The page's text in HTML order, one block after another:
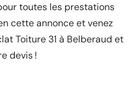
toutes les prestations
cette annonce et venez
Toiture 31 à Belberaud et
devis !